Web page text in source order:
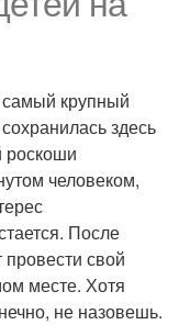
крупный
здесь
роскоши
человеком,
После
свой
месте. Хотя
не назовешь.